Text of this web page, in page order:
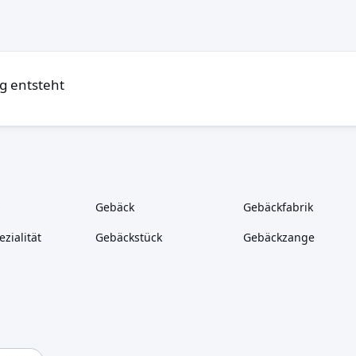
entsteht
Gebäck Gebäckfabrik
Gebäckstück Gebäckzange